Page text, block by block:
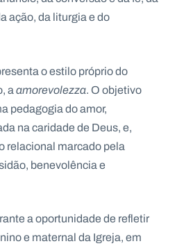
ação, da liturgia e do
o estilo próprio do
aamorevolezza. O objetivo
pedagogia do amor,
na caridade de Deus, e,
relacional marcado pela
benevolência e
a oportunidade de refletir
e maternal da Igreja, em